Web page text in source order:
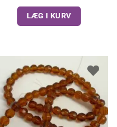
LÆG I KURV